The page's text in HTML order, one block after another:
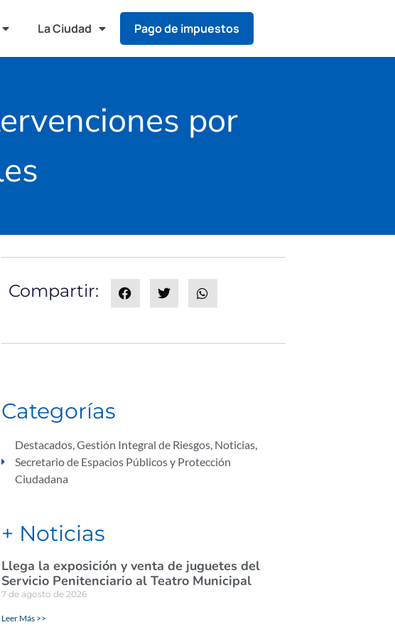
La Ciudad Pago de impuestos
por
Compartir:
Categorías
Destacados,Gestión Integral de Riesgos, Noticias,
Secretario de Espacios Públicos y Protección
Ciudadana
+ Noticias
Llega la exposición y venta de juguetes del
Servicio Penitenciario al Teatro Municipal
7 de agosto de 2026
Leer Más >>